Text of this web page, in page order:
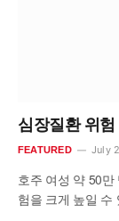
심장질환 위
FEATURED July
호주 여성 약 50
험을 크게 높일